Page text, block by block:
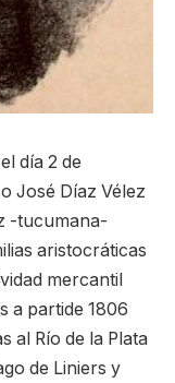
día 2 de
José Díaz Vélez
-tucumana-
aristocráticas
mercantil
a partide 1806
al Río de la Plata
de Liniers y